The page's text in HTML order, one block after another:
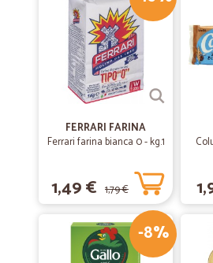
—Giusi mariella U.
Ottimo servizio
Ottimo servizio. I prodotti freschi arrivano
puntuale e in caso di problemi, il servizio
prontamente in aiuto.
Velocissimi
Velocissimi
—Marenghi I.
FERRARI FARINA
Ferrari farina bianca 0 - kg.1
1,49 € 1,79 €
-8%